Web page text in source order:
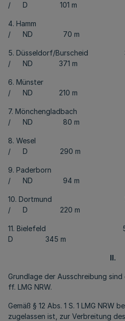
/ D 101 m
4. Hamm
/ ND 70 m
5. Düsseldorf/
/ ND 371 m
6. Münster
/ ND 210 m
7.
/ ND 80 m
8. Wesel 52
/ D 290 m
9. Paderborn
/ ND 94 m
10. Dortmund
/ D 220 m
11. Bielefeld
D 345 m
II.
Grundlage der Ausschreibung
ff. LMG NRW.
Gemäß § 12 Abs. 1 S. 1 LMG NRW
zugelassen ist, zur Verbreitung